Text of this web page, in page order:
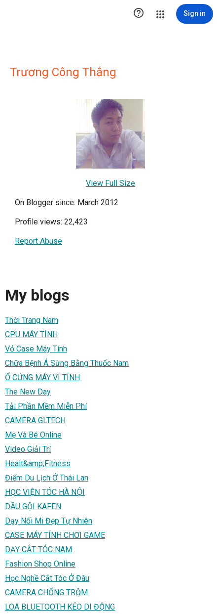
 Sign in
Trương Công Thắng
View Full Size
On Blogger since: March 2012
Profile views: 22,423
Report Abuse
My blogs
Thời Trang Nam
CPU MÁY TÍNH
Vỏ Case Máy Tính
Chữa Bệnh Á Sừng Bằng Thuốc Nam
Ổ CỨNG MÁY VI TÍNH
The New Day
Tải Phần Mềm Miễn Phí
CAMERA GLTECH
Mẹ Và Bé Online
Video Giải Trí
Healt&amp;Fitness
Điểm Du Lịch Ở Thái Lan
HỌC VIỆN TÓC HÀ NỘI
DẦU GỘI KAFEN
Dạy Nối Mi Đẹp Tự Nhiên
CASE MÁY TÍNH CHƠI GAME
DẠY CẮT TÓC NAM
Fashion Shop Online
Học Nghề Cắt Tóc Ở Đâu
CAMERA CHỐNG TRỘM
LOA BLUETOOTH KÉO DI ĐỘNG